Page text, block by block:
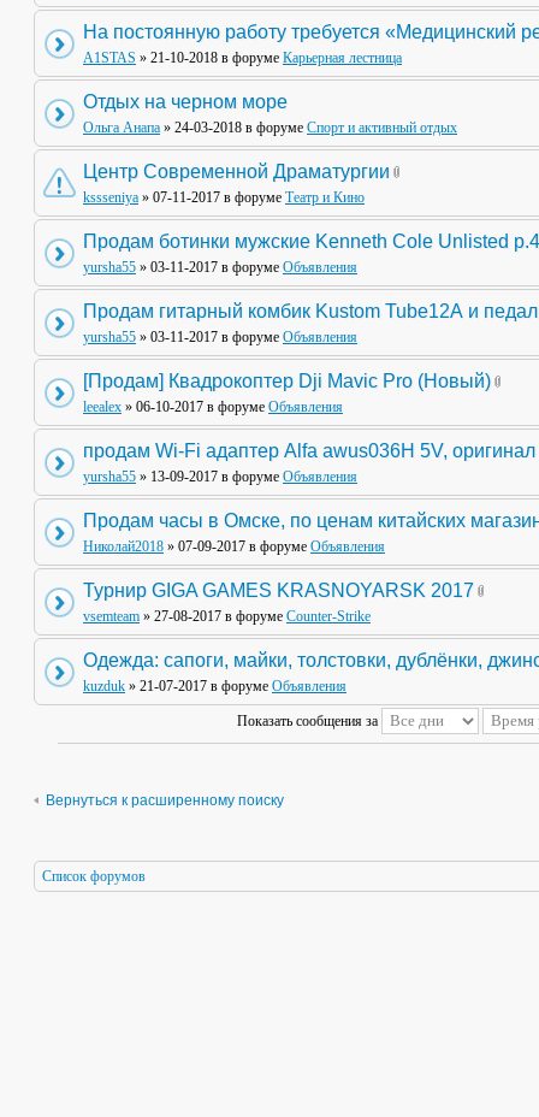
На постоянную работу требуется «Медицинский
A1STAS » 21-10-2018 в форуме Карьерная лестница
Отдых на черном море
Ольга Анапа » 24-03-2018 в форуме Спорт и активный отдых
Центр Современной Драматургии
kssseniya » 07-11-2017 в форуме Театр и Кино
Продам ботинки мужские Kenneth Cole Unlisted
yursha55 » 03-11-2017 в форуме Объявления
Продам гитарный комбик Kustom Tube12А и
yursha55 » 03-11-2017 в форуме Объявления
[Продам] Квадрокоптер Dji Mavic Pro (Новый)
leealex » 06-10-2017 в форуме Объявления
продам Wi-Fi адаптер Alfa awus036H 5V, оригинал
yursha55 » 13-09-2017 в форуме Объявления
Продам часы в Омске, по ценам китайских
Николай2018 » 07-09-2017 в форуме Объявления
Турнир GIGA GAMES KRASNOYARSK 2017
vsemteam » 27-08-2017 в форуме Counter-Strike
Одежда: сапоги, майки, толстовки, дублёнки,
kuzduk » 21-07-2017 в форуме Объявления
Показать сообщения за
Вернуться к расширенному поиску
Список форумов